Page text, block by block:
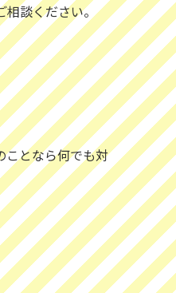
相談ください。
ことなら何でも対